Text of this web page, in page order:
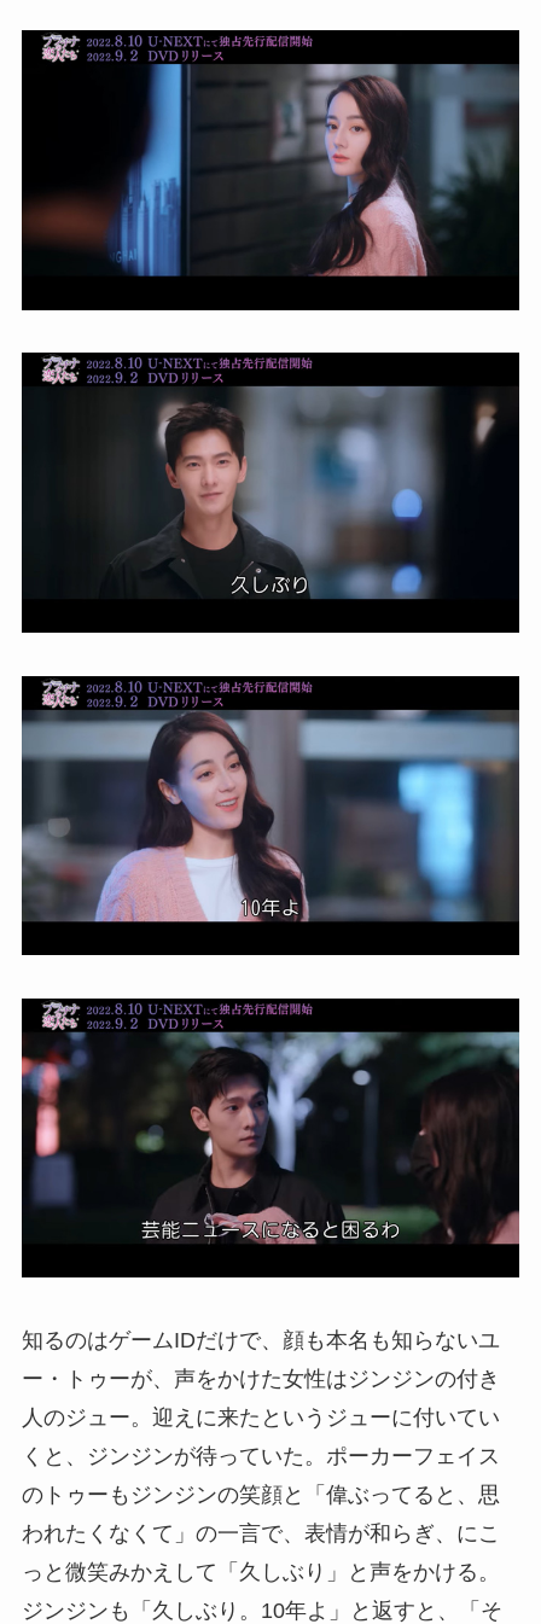
知るのはゲームIDだけで、顔も本名も知らないユ
ー・トゥーが、声をかけた女性はジンジンの付き
人のジュー。迎えに来たというジューに付いてい
くと、ジンジンが待っていた。ポーカーフェイス
のトゥーもジンジンの笑顔と「偉ぶってると、思
われたくなくて」の一言で、表情が和らぎ、にこ
っと微笑みかえして「久しぶり」と声をかける。
ジンジンも「久しぶり。10年よ」と返すと、「そ